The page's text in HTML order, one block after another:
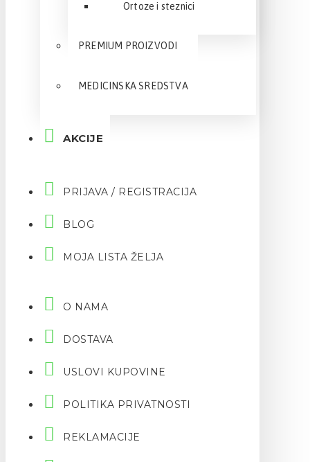
Ortoze i steznici
PREMIUM PROIZVODI
MEDICINSKA SREDSTVA
AKCIJE
PRIJAVA / REGISTRACIJA
BLOG
MOJA LISTA ŽELJA
O NAMA
DOSTAVA
USLOVI KUPOVINE
POLITIKA PRIVATNOSTI
REKLAMACIJE